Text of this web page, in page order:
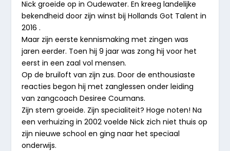
Nick groeide op in Oudewater. En kreeg landelijke
bekendheid door zijn winst bij Hollands Got Talent in
2016 .
Maar zijn eerste kennismaking met zingen was
jaren eerder. Toen hij 9 jaar was zong hij voor het
eerst in een zaal vol mensen.
Op de bruiloft van zijn zus. Door de enthousiaste
reacties begon hij met zanglessen onder leiding
van zangcoach Desiree Coumans.
Zijn stem groeide. Zijn specialiteit? Hoge noten! Na
een verhuizing in 2002 voelde Nick zich niet thuis op
zijn nieuwe school en ging naar het speciaal
onderwijs.